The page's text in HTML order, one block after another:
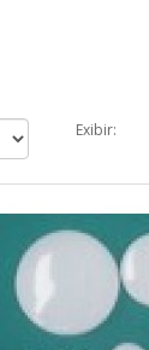
Exibir: